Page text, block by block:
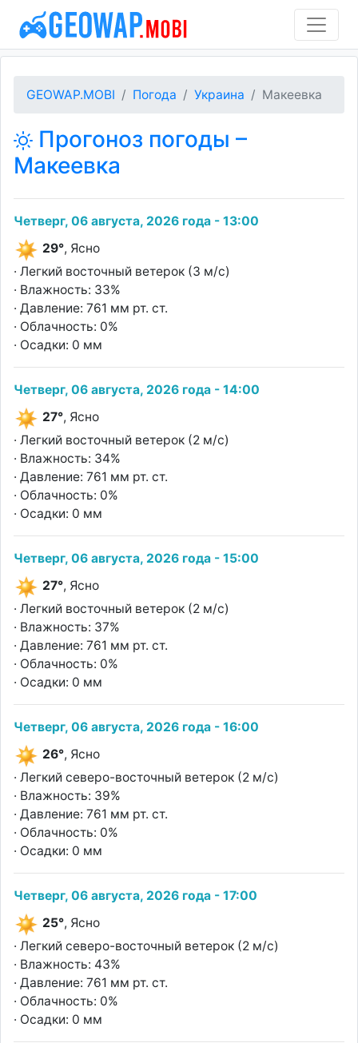
GEOWAP.MOBI Погода Украина Макеевка
Прогоноз погоды –
Макеевка
Четверг, 06 августа, 2026 года - 13:00
29°, Ясно
· Легкий восточный ветерок (3 м/с)
· Влажность: 33%
· Давление: 761 мм рт. ст.
· Облачность: 0%
· Осадки: 0 мм
Четверг, 06 августа, 2026 года - 14:00
27°, Ясно
· Легкий восточный ветерок (2 м/с)
· Влажность: 34%
· Давление: 761 мм рт. ст.
· Облачность: 0%
· Осадки: 0 мм
Четверг, 06 августа, 2026 года - 15:00
27°, Ясно
· Легкий восточный ветерок (2 м/с)
· Влажность: 37%
· Давление: 761 мм рт. ст.
· Облачность: 0%
· Осадки: 0 мм
Четверг, 06 августа, 2026 года - 16:00
26°, Ясно
· Легкий северо-восточный ветерок (2 м/с)
· Влажность: 39%
· Давление: 761 мм рт. ст.
· Облачность: 0%
· Осадки: 0 мм
Четверг, 06 августа, 2026 года - 17:00
25°, Ясно
· Легкий северо-восточный ветерок (2 м/с)
· Влажность: 43%
· Давление: 761 мм рт. ст.
· Облачность: 0%
· Осадки: 0 мм